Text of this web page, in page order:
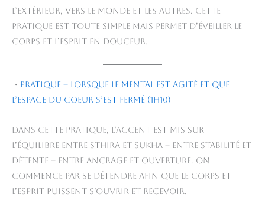
l’extérieur, vers le monde et les autres. Cette
pratique est toute simple mais permet d’éveiller le
corps et l’esprit en douceur.
・ Pratique – lorsque le mental est agité et que
l’espace du coeur s’est fermé (1h10)
Dans cette pratique, l’accent est mis sur
l’équilibre entre sthira et sukha – entre stabilité et
détente – entre ancrage et ouverture. On
commence par se détendre afin que le corps et
l’esprit puissent s’ouvrir et recevoir.